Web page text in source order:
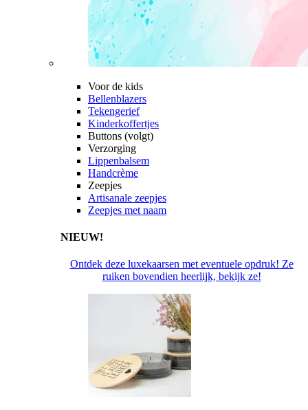
Voor de kids
Bellenblazers
Tekengerief
Kinderkoffertjes
Buttons (volgt)
Verzorging
Lippenbalsem
Handcrème
Zeepjes
Artisanale zeepjes
Zeepjes met naam
NIEUW!
Ontdek deze luxekaarsen met eventuele opdruk! Ze
ruiken bovendien heerlijk, bekijk ze!